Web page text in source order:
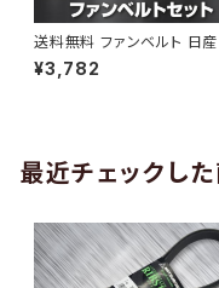
送料無料 ファンベルト 日
ューブ 型式Z12 H20.11～
10 （国内トップメーカー） 1
¥3,782
最近チェックし